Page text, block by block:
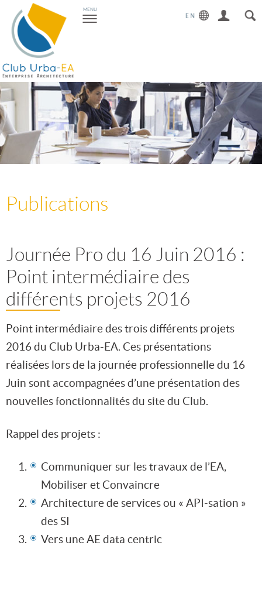
Toggle
navigation
MENU
Publications
Journée Pro du 16 Juin 2016 :
Point intermédiaire des
différents projets 2016
Point intermédiaire des trois différents projets
2016 du Club Urba-EA. Ces présentations
réalisées lors de la journée professionnelle du 16
Juin sont accompagnées d’une présentation des
nouvelles fonctionnalités du site du Club.
Rappel des projets :
Communiquer sur les travaux de l’EA,
Mobiliser et Convaincre
Architecture de services ou « API-sation »
des SI
Vers une AE data centric